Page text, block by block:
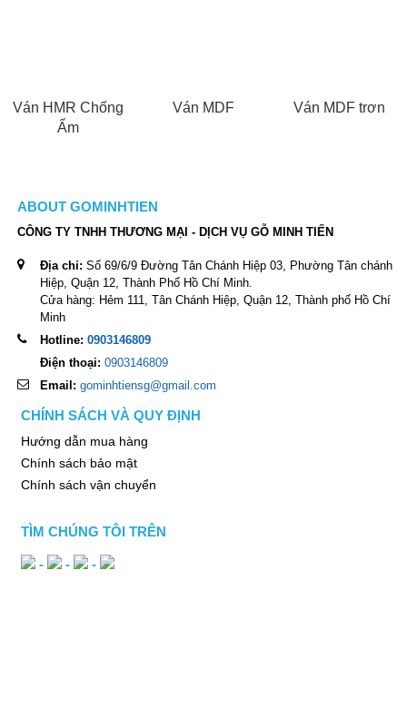
Ván HMR Chống
Ẩm
Ván MDF Ván MDF trơn
ABOUT GOMINHTIEN
CÔNG TY TNHH THƯƠNG MẠI - DỊCH VỤ GỖ MINH TIẾN
Địa chỉ: Số 69/6/9 Đường Tân Chánh Hiệp 03, Phường Tân chánh
Hiệp, Quận 12, Thành Phố Hồ Chí Minh.
Cửa hàng: Hẻm 111, Tân Chánh Hiệp, Quận 12, Thành phố Hồ Chí
Minh
Hotline: 0903146809
Điện thoại: 0903146809
Email: gominhtiensg@gmail.com
CHÍNH SÁCH VÀ QUY ĐỊNH
Hướng dẫn mua hàng
Chính sách bảo mật
Chính sách vận chuyển
TÌM CHÚNG TÔI TRÊN
- - -